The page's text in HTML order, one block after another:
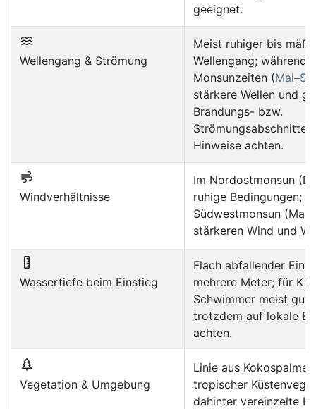
geeignet.
Wellengang & Strömung
Meist ruhiger bis
Wellengang; während
Monsunzeiten (Mai–
stärkere Wellen und
Brandungs- bzw.
Strömungsabschnitte
Hinweise achten.
Windverhältnisse
Im Nordostmonsun
ruhige Bedingungen;
Südwestmonsun
stärkeren Wind und
Wassertiefe beim Einstieg
Flach abfallender
mehrere Meter; für
Schwimmer meist gut
trotzdem auf lokale
achten.
Vegetation & Umgebung
Linie aus
tropischer
dahinter vereinzelte